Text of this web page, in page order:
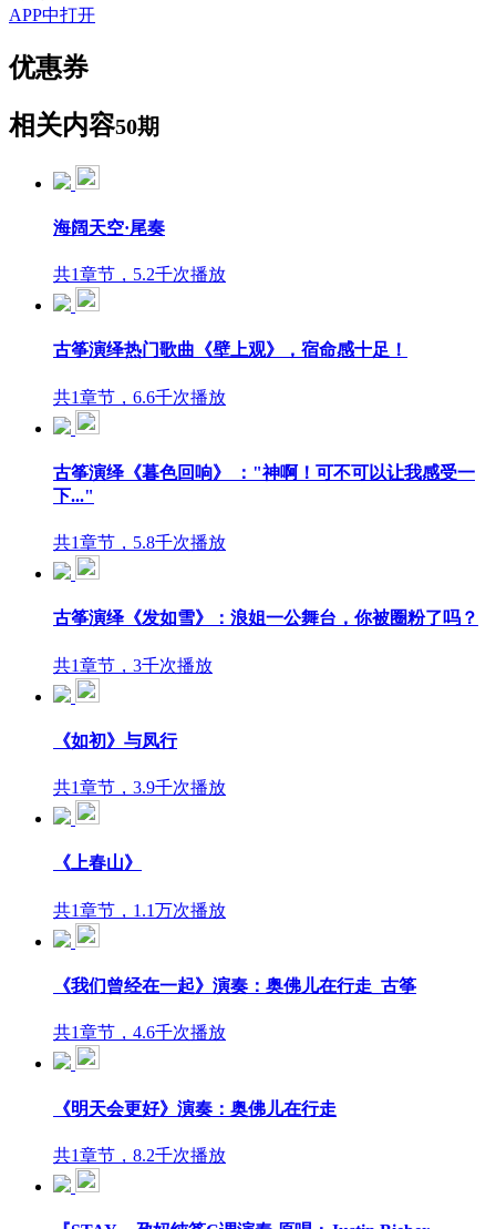
APP中打开
优惠券
相关内容50期
海阔天空·尾奏
共1章节，5.2千次播放
古筝演绎热门歌曲《壁上观》，宿命感十足！
共1章节，6.6千次播放
古筝演绎《暮色回响》 ："神啊！可不可以让我感受一
下..."
共1章节，5.8千次播放
古筝演绎《发如雪》：浪姐一公舞台，你被圈粉了吗？
共1章节，3千次播放
《如初》与凤行
共1章节，3.9千次播放
《上春山》
共1章节，1.1万次播放
《我们曾经在一起》演奏：奥佛儿在行走_古筝
共1章节，4.6千次播放
《明天会更好》演奏：奥佛儿在行走
共1章节，8.2千次播放